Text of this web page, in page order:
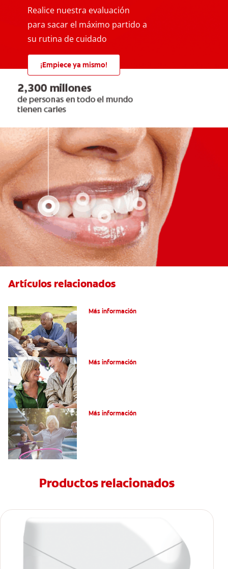
Realice nuestra evaluación
para sacar el máximo partido a
su rutina de cuidado
¡Empiece ya mismo!
Artículos relacionados
Más información
Más información
Más información
Productos relacionados